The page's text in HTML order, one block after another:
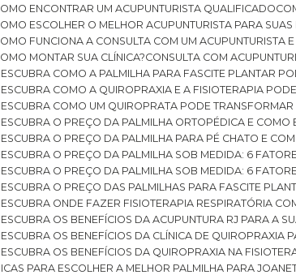
COMO ENCONTRAR UM ACUPUNTURISTA QUALIFICADO
COMO ESCOLHER O MELHOR ACUPUNTURISTA PARA
COMO FUNCIONA A CONSULTA COM UM ACUPUNTURISTA
COMO MONTAR SUA CLÍNICA?
CONSULTA COM
DESCUBRA COMO A PALMILHA PARA FASCITE PLANTAR
DESCUBRA COMO A QUIROPRAXIA E A FISIOTERAPIA
DESCUBRA COMO UM QUIROPRATA PODE
DESCUBRA O PREÇO DA PALMILHA ORTOPÉDICA E COMO
DESCUBRA O PREÇO DA PALMILHA PARA PÉ CHATO E
DESCUBRA O PREÇO DA PALMILHA SOB MEDIDA: 6
DESCUBRA O PREÇO DA PALMILHA SOB MEDIDA: 6
DESCUBRA O PREÇO DAS PALMILHAS PARA FASCITE
DESCUBRA ONDE FAZER FISIOTERAPIA RESPIRATÓRIA
DESCUBRA OS BENEFÍCIOS DA ACUPUNTURA RJ PARA A
DESCUBRA OS BENEFÍCIOS DA CLÍNICA DE QUIROPRAXIA
DESCUBRA OS BENEFÍCIOS DA QUIROPRAXIA NA
DICAS PARA ESCOLHER A MELHOR PALMILHA PARA